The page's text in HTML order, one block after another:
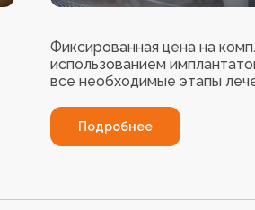
Фиксированная цена на
использованием
все необходимые этапы
Подробнее